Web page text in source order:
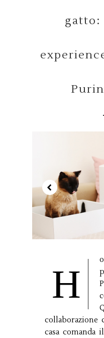
gatto:
H
collaborazione
casa comanda